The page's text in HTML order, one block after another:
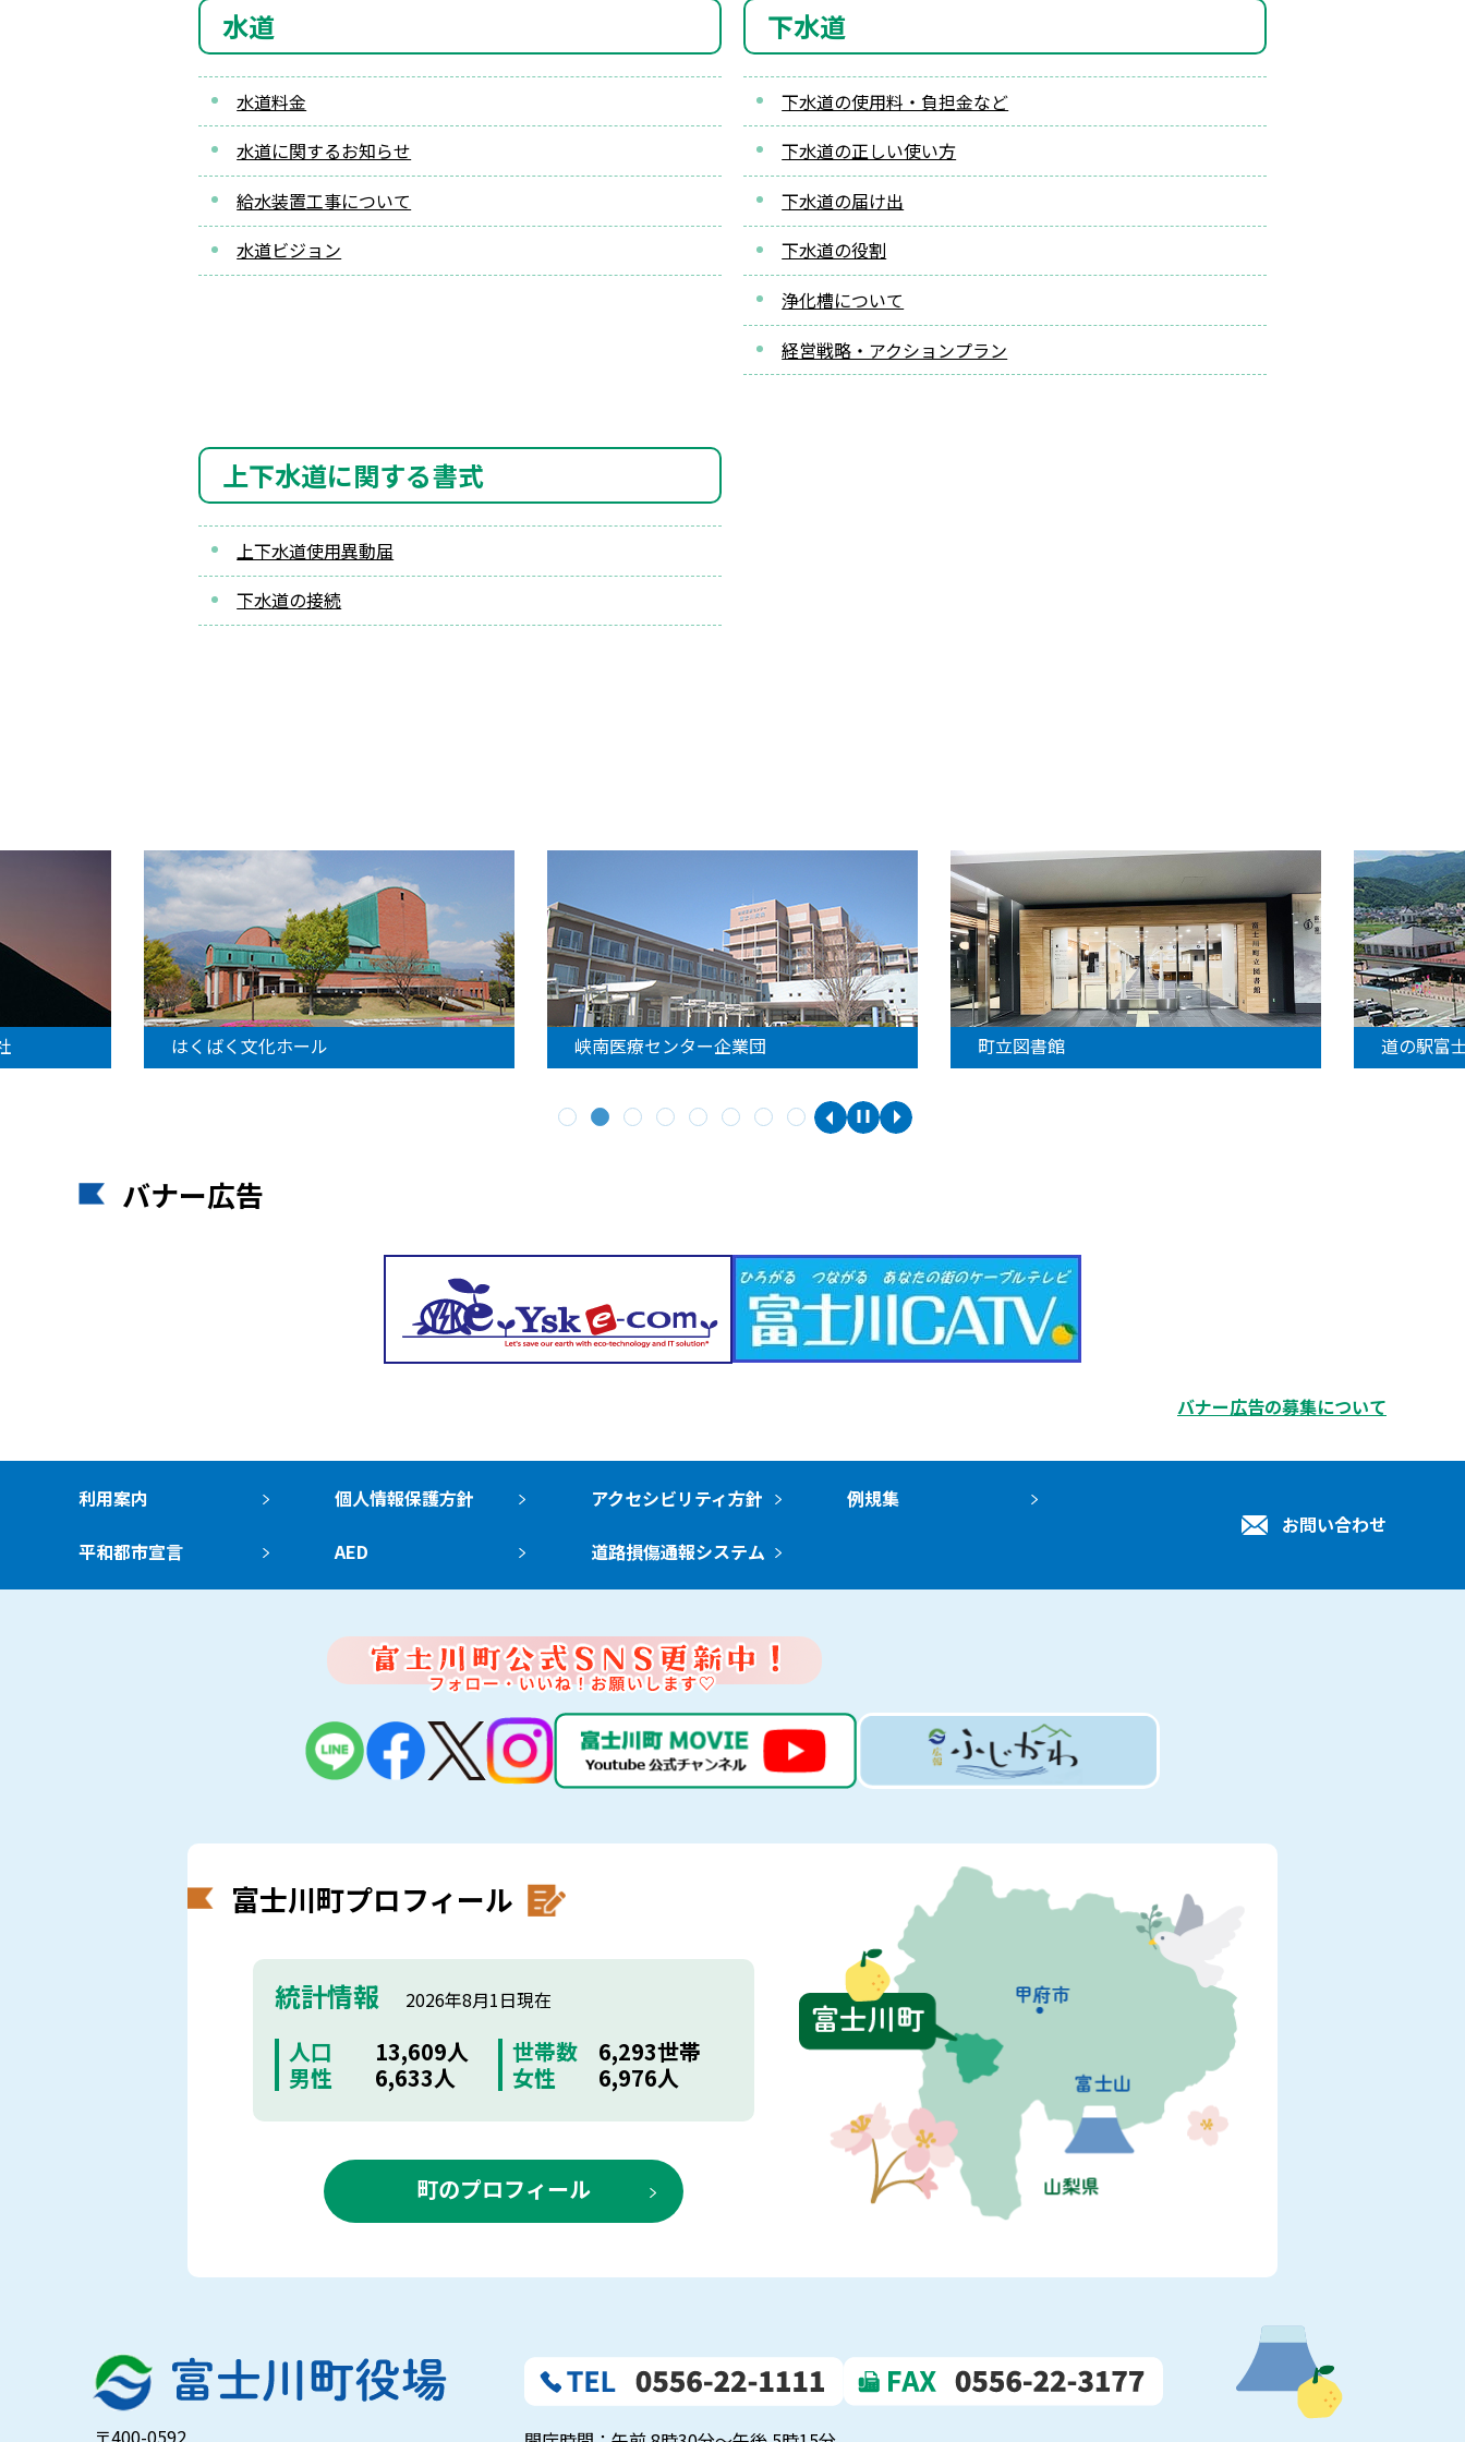
水道
水道料金
水道に関するお知らせ
給水装置工事について
水道ビジョン
下水道
下水道の使用料・負担金など
下水道の正しい使い方
下水道の届け出
下水道の役割
浄化槽について
経営戦略・アクションプラン
上下水道に関する書式
上下水道使用異動届
下水道の接続
はくばく文化ホール 峡南医療センター企業団 町立図書館 道の駅富
バナー広告
バナー広告の募集について
利用案内 個人情報保護方針 アクセシビリティ方針 例規集
平和都市宣言 AED 道路損傷通報システム
お問い合わせ
富士川町プロフィール
統計情報 2026年8月1日現在
人口 13,609人 世帯数
6,293世帯
男性
6,633人 女性 6,976人
町のプロフィール
〒400-0592